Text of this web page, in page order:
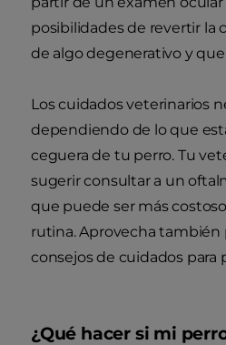
posibilidades de revertir la
de algo degenerativo y
Los cuidados veterinarios
dependiendo de lo que
ceguera de tu perro. Tu
sugerir consultar a un
que puede ser más
rutina. Aprovecha también
consejos de cuidados para
¿Qué hacer si mi